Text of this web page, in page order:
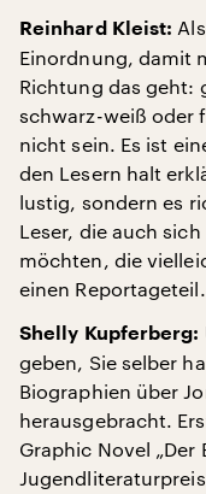
Reinhard Kleist:
Einordnung, damit
Richtung das geht:
schwarz-weiß oder
nicht sein. Es ist
den Lesern halt
lustig, sondern es
Leser, die auch
möchten, die
einen
Shelly Kupferberg:
geben, Sie selber
Biographien über
herausgebracht.
Graphic Novel „Der